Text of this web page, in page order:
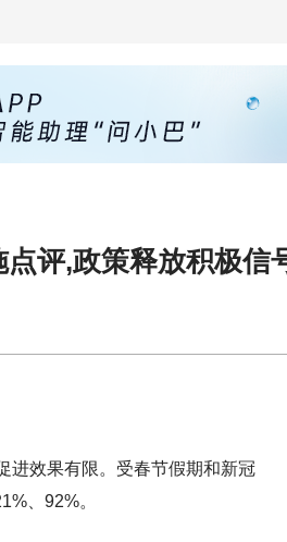
评,政策释放积极信
进效果有限。受春节假期和新冠
、92%。